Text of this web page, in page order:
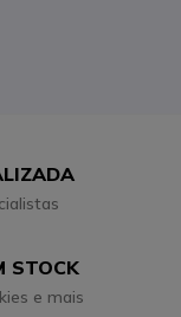
STOCK
e mais